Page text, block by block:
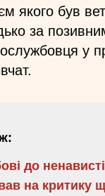
якого був
за
у
до
на критику